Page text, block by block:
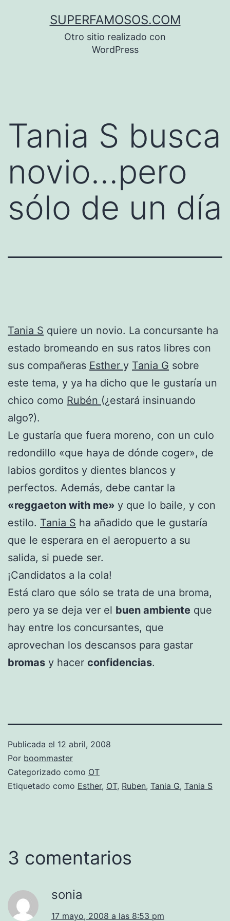
SUPERFAMOSOS.COM
Otro sitio realizado con
WordPress
Tania S busca
novio…pero
sólo de un día
Tania S quiere un novio. La concursante ha
estado bromeando en sus ratos libres con
sus compañeras Esther y Tania G sobre
este tema, y ya ha dicho que le gustaría un
chico como Rubén (¿estará insinuando
algo?).
Le gustaría que fuera moreno, con un culo
redondillo «que haya de dónde coger», de
labios gorditos y dientes blancos y
perfectos. Además, debe cantar la
«reggaeton with me» y que lo baile, y con
estilo. Tania S ha añadido que le gustaría
que le esperara en el aeropuerto a su
salida, si puede ser.
¡Candidatos a la cola!
Está claro que sólo se trata de una broma,
pero ya se deja ver el buen ambiente que
hay entre los concursantes, que
aprovechan los descansos para gastar
bromas y hacer confidencias.
Publicada el 12 abril, 2008
Por boommaster
Categorizado como OT
Etiquetado como Esther, OT, Ruben, Tania G, Tania S
3 comentarios
sonia
17 mayo, 2008 a las 8:53 pm